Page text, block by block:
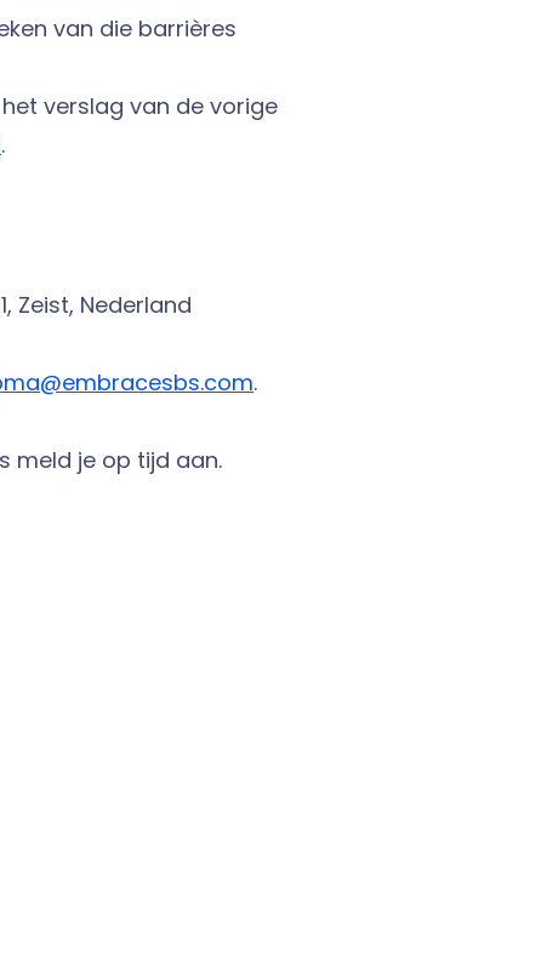
van die barrières
het verslag van de vorige
.
Zeist, Nederland
.
meld je op tijd aan.